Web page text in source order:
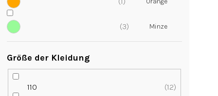
3
Größe der Kleidung
110 12